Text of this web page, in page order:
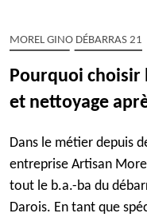
MOREL GINO DÉBARRAS 21
Pourquoi choisir
et nettoyage
Dans le métier depuis
entreprise Artisan
tout le b.a.-ba du
Darois. En tant que